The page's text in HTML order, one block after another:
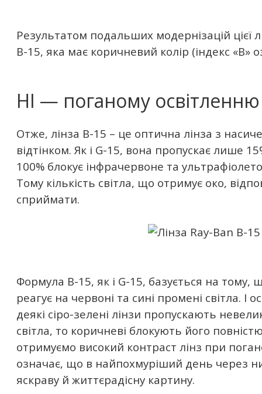
Результатом подальших модернізацій цієї
B-15, яка має коричневий колір (індекс «B»
НІ — поганому освітленню
Отже, лінза B-15 – це оптична лінза з
відтінком. Як і G-15, вона пропускає лише
100% блокує інфрачервоне та
Тому кількість світла, що отримує око,
сприймати.
Формула B-15, як і G-15, базується на
реагує на червоні та сині промені світла. І
деякі сіро-зелені лінзи пропускають
світла, то коричневі блокують його
отримуємо високий контраст лінз при
означає, що в найпохмуріший день через
яскраву й життєрадісну картину.